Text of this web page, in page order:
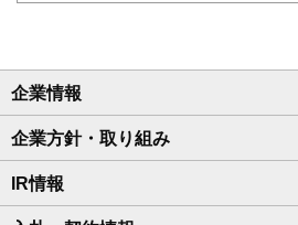
企業情報
企業方針・取り組み
IR情報